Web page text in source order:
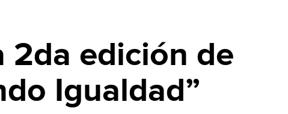
2da edición de
Igualdad”